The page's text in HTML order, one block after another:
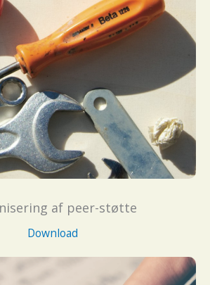
af peer-støtte
Download